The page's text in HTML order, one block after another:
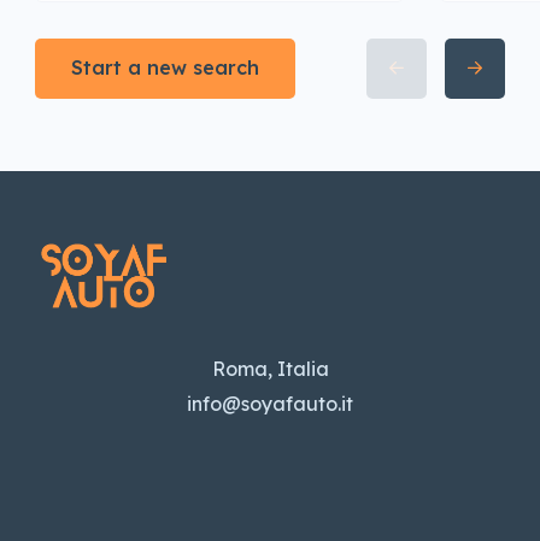
Start a new search
Roma, Italia
info@soyafauto.it